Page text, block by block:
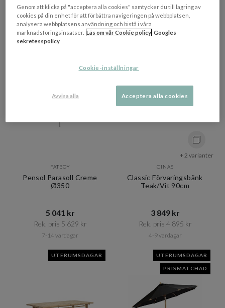
Rek. pris 10 895 kr​​
I lager
Rek. pris 16 995 kr​​
I lager
PRISMATCHAD
FATBOY
Pensol Parasoll Creme
Ø350
5 041 kr​​
Rek. pris 5 629 kr​​
7-14 vardagar
+ 2 varianter
CINAS
Classic Förvaringsbänk
Teak/Vit 90cm
3 849 kr​​
Rek. pris 4 895 kr​​
4-9 vardagar
UTERUMSDAGAR UTERUMSDAGAR
PRISMATCHAD
Genom att klicka på "acceptera alla cookies" samtycker du till lagring av
cookies på din enhet för att förbättra navigeringen på webbplatsen,
analysera webbplatsens användning och bistå i våra
marknadsföringsinsatser. Läs om vår Cookie policy Googles
sekretesspolicy
Cookie-inställningar
Avvisa alla Acceptera alla cookies